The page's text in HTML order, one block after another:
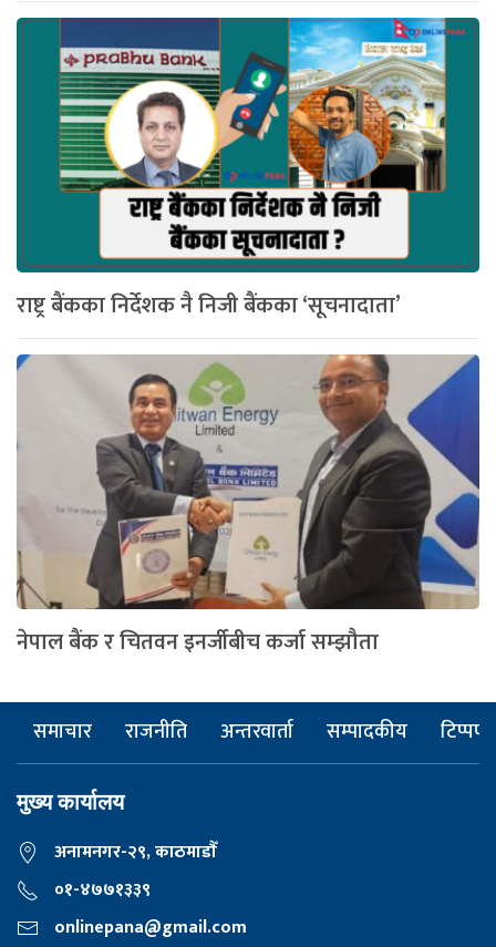
राष्ट्र बैंकका निर्देशक नै निजी बैंकका ‘सूचनादाता’
नेपाल बैंक र चितवन इनर्जीबीच कर्जा सम्झौता
समाचार राजनीति अन्तरवार्ता सम्पादकीय टिप्पणी
मुख्य कार्यालय
अनामनगर-२९, काठमाडाैँ
०१-४७७१३३९
onlinepana@gmail.com